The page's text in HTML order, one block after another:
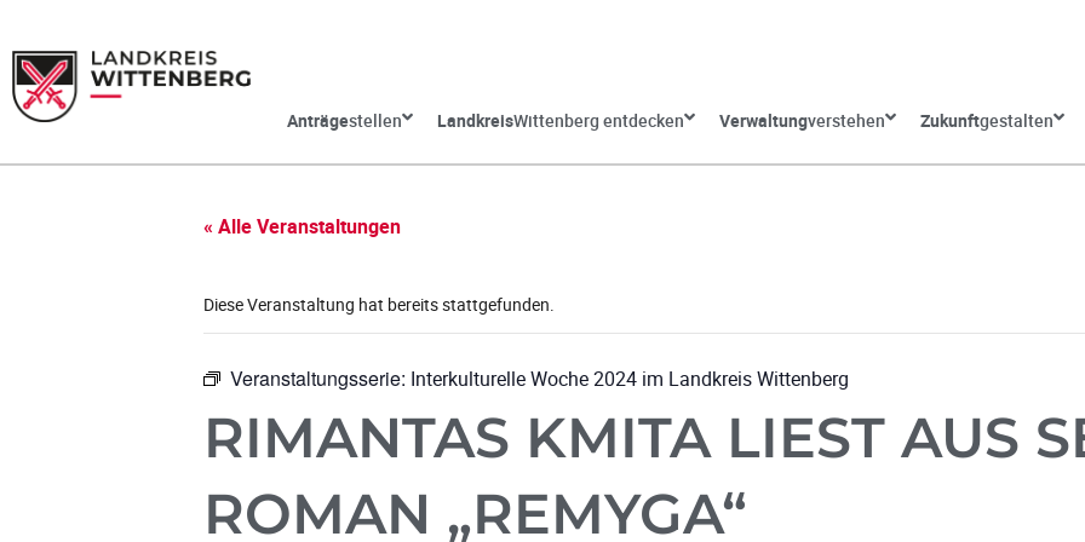
Anträgestellen LandkreisWittenberg entdecken Verwaltungverstehen Zukunftgestalten
« Alle Veranstaltungen
Diese Veranstaltung hat bereits stattgefunden.
Veranstaltungsserie: Interkulturelle Woche 2024 im Landkreis Wittenberg
RIMANTAS KMITA LIEST AUS
ROMAN „REMYGA“